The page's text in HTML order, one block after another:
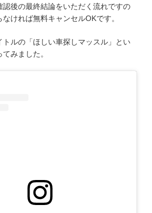
認後の最終結論をいただく流れですの
ければ無料キャンセルOKです。
トルの「ほしい車探しマッスル」とい
みました。